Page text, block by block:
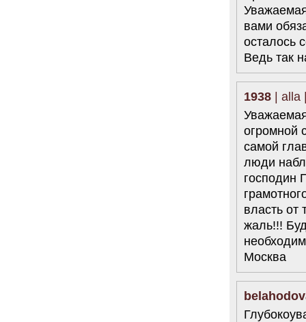
вами
осталось
Ведь так
1938 | alla
огромной
самой
люди
господин
власть от
жаль!!!
Москва